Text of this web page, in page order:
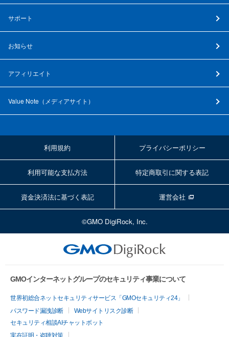
サポート
お知らせ
アフィリエイト
Value Note（ メディアサイト ）
利用規約 プライバシーポリシー
利用可能な支払方法 特定商取引に関する表記
資金決済法に基づく表記 運営会社
©GMO DigiRock, Inc.
GMOインターネットグループのセキュリティ事業について
世界初総合ネットセキュリティサービス「GMOセキュリティ24」
パスワード漏洩診断
Webサイトリスク診断
セキュリティ相談AIチャットボット
実在証明・盗聴対策